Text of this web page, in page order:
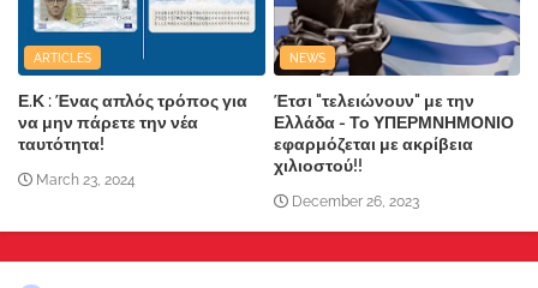
ARTICLES
Ε.Κ : Ένας απλός τρόπος για
να μην πάρετε την νέα
ταυτότητα!
March 23, 2024
NEWS
Έτσι "τελειώνουν" με την
Ελλάδα - Το ΥΠΕΡΜΝΗΜΟΝΙΟ
εφαρμόζεται με ακρίβεια
χιλιοστού!!
December 26, 2023